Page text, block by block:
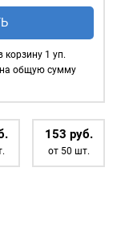
корзину 1 уп.
общую сумму
153 руб.
от 50 шт.